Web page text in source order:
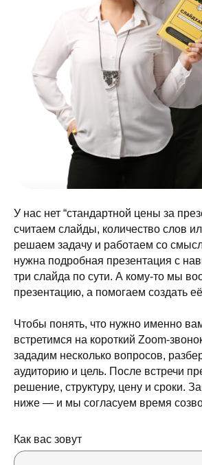
У нас нет “стандартной цены за
считаем слайды, количество слов
решаем задачу и работаем со
нужна подробная презентация с
три слайда по сути. А кому-то мы
презентацию, а помогаем создать
Чтобы понять, что нужно именно
встретимся на короткий Zoom-
зададим несколько вопросов,
аудиторию и цель. После встречи
решение, структуру, цену и сроки.
ниже — и мы согласуем время
Как вас зовут